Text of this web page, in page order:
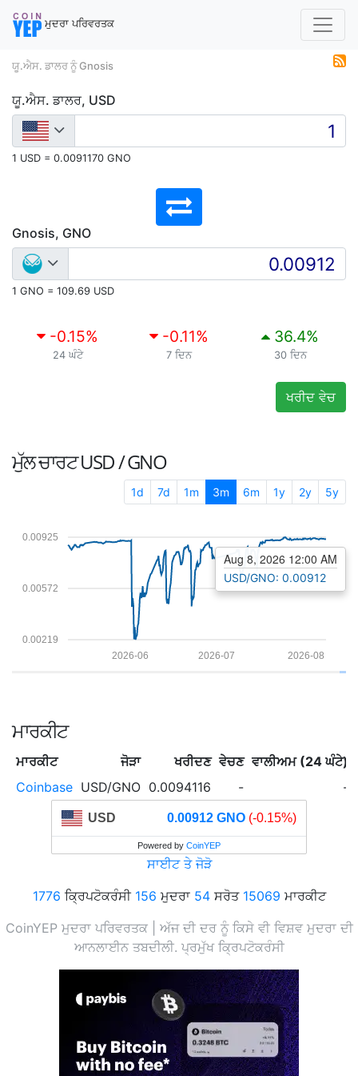
ਮੁਦਰਾ ਪਰਿਵਰਤਕ
ਯੂ.ਐਸ. ਡਾਲਰ ਨੂੰ Gnosis
ਯੂ.ਐਸ. ਡਾਲਰ, USD
1 USD = 0.0091170 GNO
Gnosis, GNO
1 GNO = 109.69 USD
-0.15%
24 ਘੰਟੇ
-0.11%
7 ਦਿਨ
36.4%
30 ਦਿਨ
ਖਰੀਦ ਵੇਚ
ਮੁੱਲ ਚਾਰਟUSD / GNO
1d 7d 1m 3m 6m 1y 2y 5y
0.00219
0.00572
0.00925
2026-08
2026-07
2026-06
Aug 8, 2026 12:00 AM
USD/GNO: 0.00912
ਮਾਰਕੀਟ
ਮਾਰਕੀਟ ਜੋੜਾ ਖਰੀਦਣ ਵੇਚਣ ਵਾਲੀਅਮ (24 ਘੰਟੇ)
Coinbase USD/GNO 0.0094116 - -
USD 0.00912 GNO (-0.15%)
Powered by CoinYEP
ਸਾਈਟ ਤੇ ਜੋੜੋ
1776 ਕ੍ਰਿਪਟੋਕਰੰਸੀ 156 ਮੁਦਰਾ 54ਸਰੋਤ 15069 ਮਾਰਕੀਟ
CoinYEP ਮੁਦਰਾ ਪਰਿਵਰਤਕ | ਅੱਜ ਦੀ ਦਰ ਨੂੰ ਕਿਸੇ ਵੀ ਵਿਸ਼ਵ ਮੁਦਰਾ ਦੀ
ਆਨਲਾਈਨ ਤਬਦੀਲੀ. ਪ੍ਰਮੁੱਖ ਕ੍ਰਿਪਟੋਕਰੰਸੀ